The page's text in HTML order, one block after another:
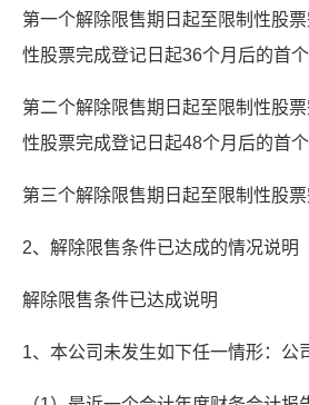
第一个解除限售期日起至限制性股
性股票完成登记日起36个月后的首
第二个解除限售期日起至限制性股
性股票完成登记日起48个月后的首
第三个解除限售期日起至限制性股
2、解除限售条件已达成的情况说明
解除限售条件已达成说明
1、本公司未发生如下任一情形：公